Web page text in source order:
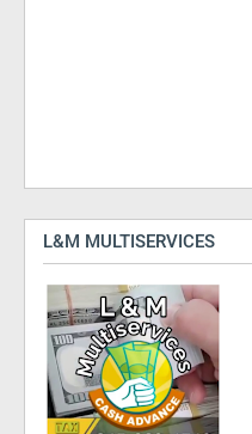
L&M MULTISERVICES